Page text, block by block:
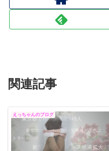
関連記事
えっちゃんのブログ